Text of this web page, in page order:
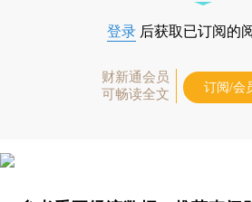
登录 后获取已订阅的
财新通会员
可畅读全文
订阅/会